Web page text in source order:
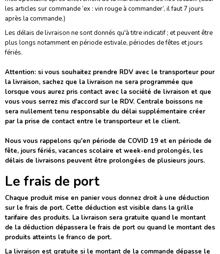
les articles sur commande ‘ex : vin rouge à commander’, il faut 7 jours
après la commande.)
Les délais de livraison ne sont donnés qu'à titre indicatif ; et peuvent être
plus longs notamment en période estivale, périodes de fêtes et jours
fériés.
Attention: si vous souhaitez prendre RDV avec le transporteur pour
la livraison, sachez que la livraison ne sera programmée que
lorsque vous aurez pris contact avec la société de livraison et que
vous vous serrez mis d'accord sur le RDV. Centrale boissons ne
sera nullement tenu responsable du délai supplémentaire créer
par la prise de contact entre le transporteur et le client.
Nous vous rappelons qu'en période de COVID 19 et en période de
fête, jours fériés, vacances scolaire et week-end prolongés, les
délais de livraisons peuvent être prolongées de plusieurs jours.
Le frais de port
Chaque produit mise en panier vous donnez droit à une déduction
sur le frais de port. Cette déduction est visible dans la grille
tarifaire des produits. La livraison sera gratuite quand le montant
de la déduction dépassera le frais de port ou quand le montant des
produits atteints le franco de port.
La livraison est gratuite si le montant de la commande dépasse le